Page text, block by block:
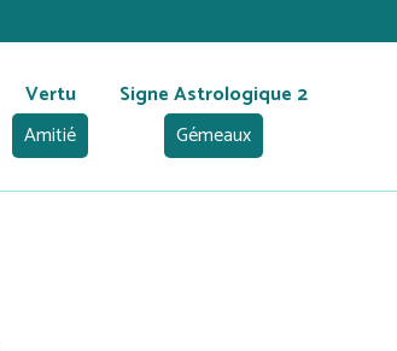
Vertu
Amitié
Signe Astrologique 2
Gémeaux